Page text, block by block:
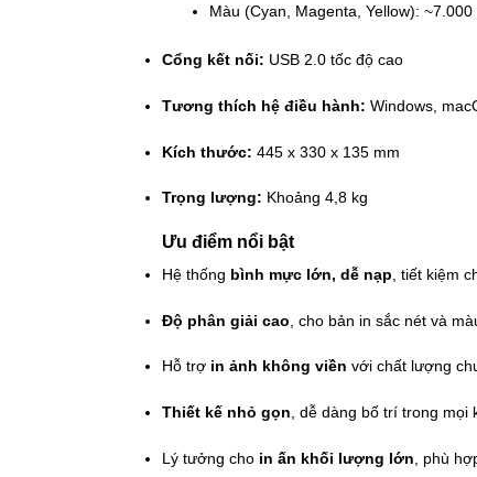
Màu (Cyan, Magenta, Yellow): ~7.000
Cổng kết nối: USB 2.0 tốc độ cao
Tương thích hệ điều hành: Windows,
Kích thước: 445 x 330 x 135 mm
Trọng lượng: Khoảng 4,8 kg
Ưu điểm nổi bật
Hệ thống bình mực lớn, dễ nạp , tiết kiệm
Độ phân giải cao , cho bản in sắc nét và
Hỗ trợ in ảnh không viền với chất lượng
Thiết kế nhỏ gọn, dễ dàng bố trí trong mọi
Lý tưởng cho in ấn khối lượng lớn , phù